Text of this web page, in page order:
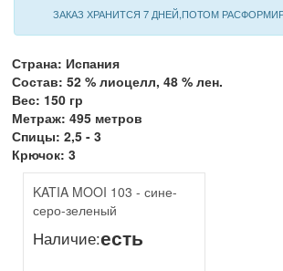
ЗАКАЗ ХРАНИТСЯ 7 ДНЕЙ,ПОТОМ
Страна: Испания
Состав: 52 % лиоцелл, 48 % лен.
Вес: 150 гр
Метраж: 495 метров
Спицы: 2,5 - 3
Крючок: 3
KATIA MOOI 103 - сине-
серо-зеленый
Наличие:есть